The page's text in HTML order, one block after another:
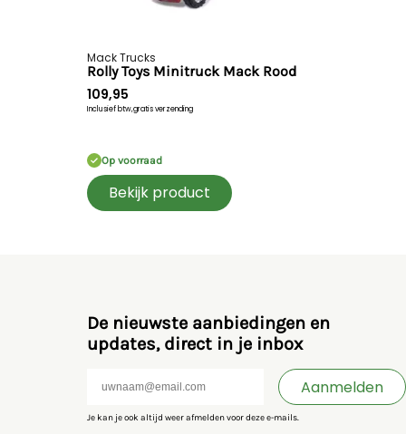
Mack Trucks
Rolly Toys Minitruck Mack Rood
109,95
Inclusief btw,gratis verzending
Op voorraad
Bekijk product
De nieuwste aanbiedingen en
updates, direct in je inbox
Aanmelden
Je kan je ook altijd weer afmelden voor deze e-mails.